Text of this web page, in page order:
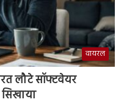
वायरल
लौटे सॉफ्टवेयर